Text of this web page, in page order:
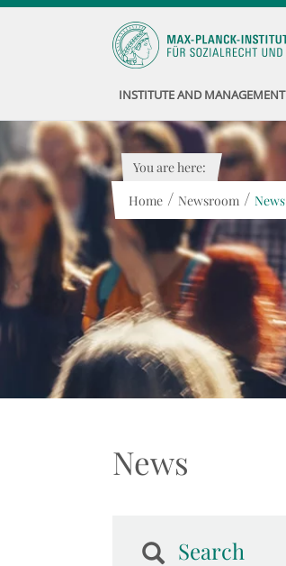
INSTITUTE AND MANAGEMENT
You are here:
Home / Newsroom / News
News
Search